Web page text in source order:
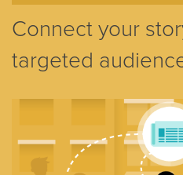
Connect your
targeted